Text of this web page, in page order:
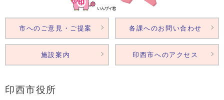
印西市役所
市へのご意見・ご提案 各課へのお問い合わせ
施設案内 印西市へのアクセス